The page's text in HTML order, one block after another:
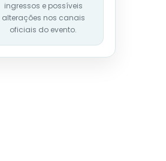
ingressos e possíveis
alterações nos canais
oficiais do evento.